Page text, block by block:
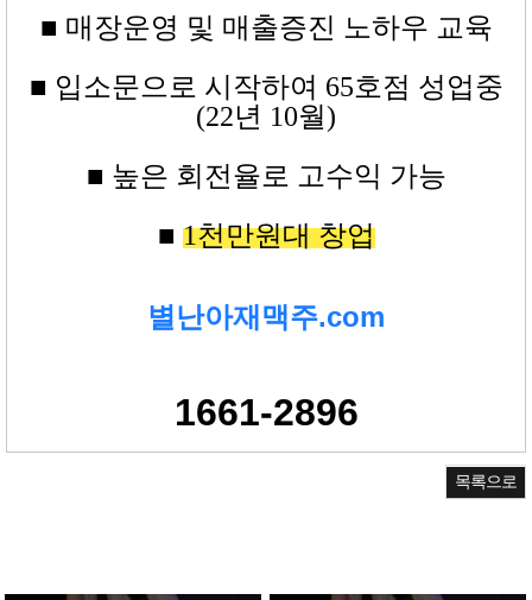
■ 매장운영 및 매출증진 노하우 교육
■ 입소문으로 시작하여 65호점 성업중
(22년 10월)
■ 높은 회전율로 고수익 가능
■ 1천만원대창업
별난아재맥주.com
1661-2896
목록으로